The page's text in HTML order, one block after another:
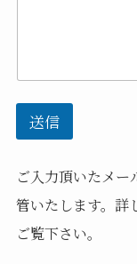
送信
ご入力頂いたメ
管いたします。詳
ご覧下さい。